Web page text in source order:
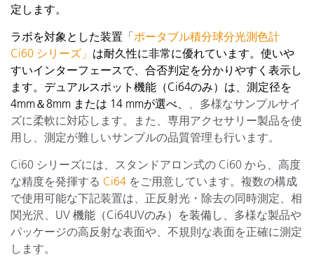
定します。
ラボを対象とした装置 「ポータブル積分球分光測色計
Ci60 シリーズ」 は耐久性に非常に優れています。使いや
すいインターフェースで、合否判定を分かりやすく表示し
ます。デュアルスポット機能（Ci64のみ）は、測定径を
4mm＆8mm または 14 mmが選べ、
、多様なサンプルサイ
ズに柔軟に対応します。また、専用アクセサリー製品を使
用し、測定が難しいサンプルの品質管理も行います。
Ci60 シリーズには、スタンドアロン式の Ci60 から、高度
な精度を発揮する Ci64 をご用意しています。複数の構成
で使用可能な下記装置は、正反射光・除去の同時測定、相
関光沢、 UV 機能（Ci64UVのみ）を装備し、 多様な製品や
パッケージの高反射な表面や、不規則な表面を正確に測定
します。